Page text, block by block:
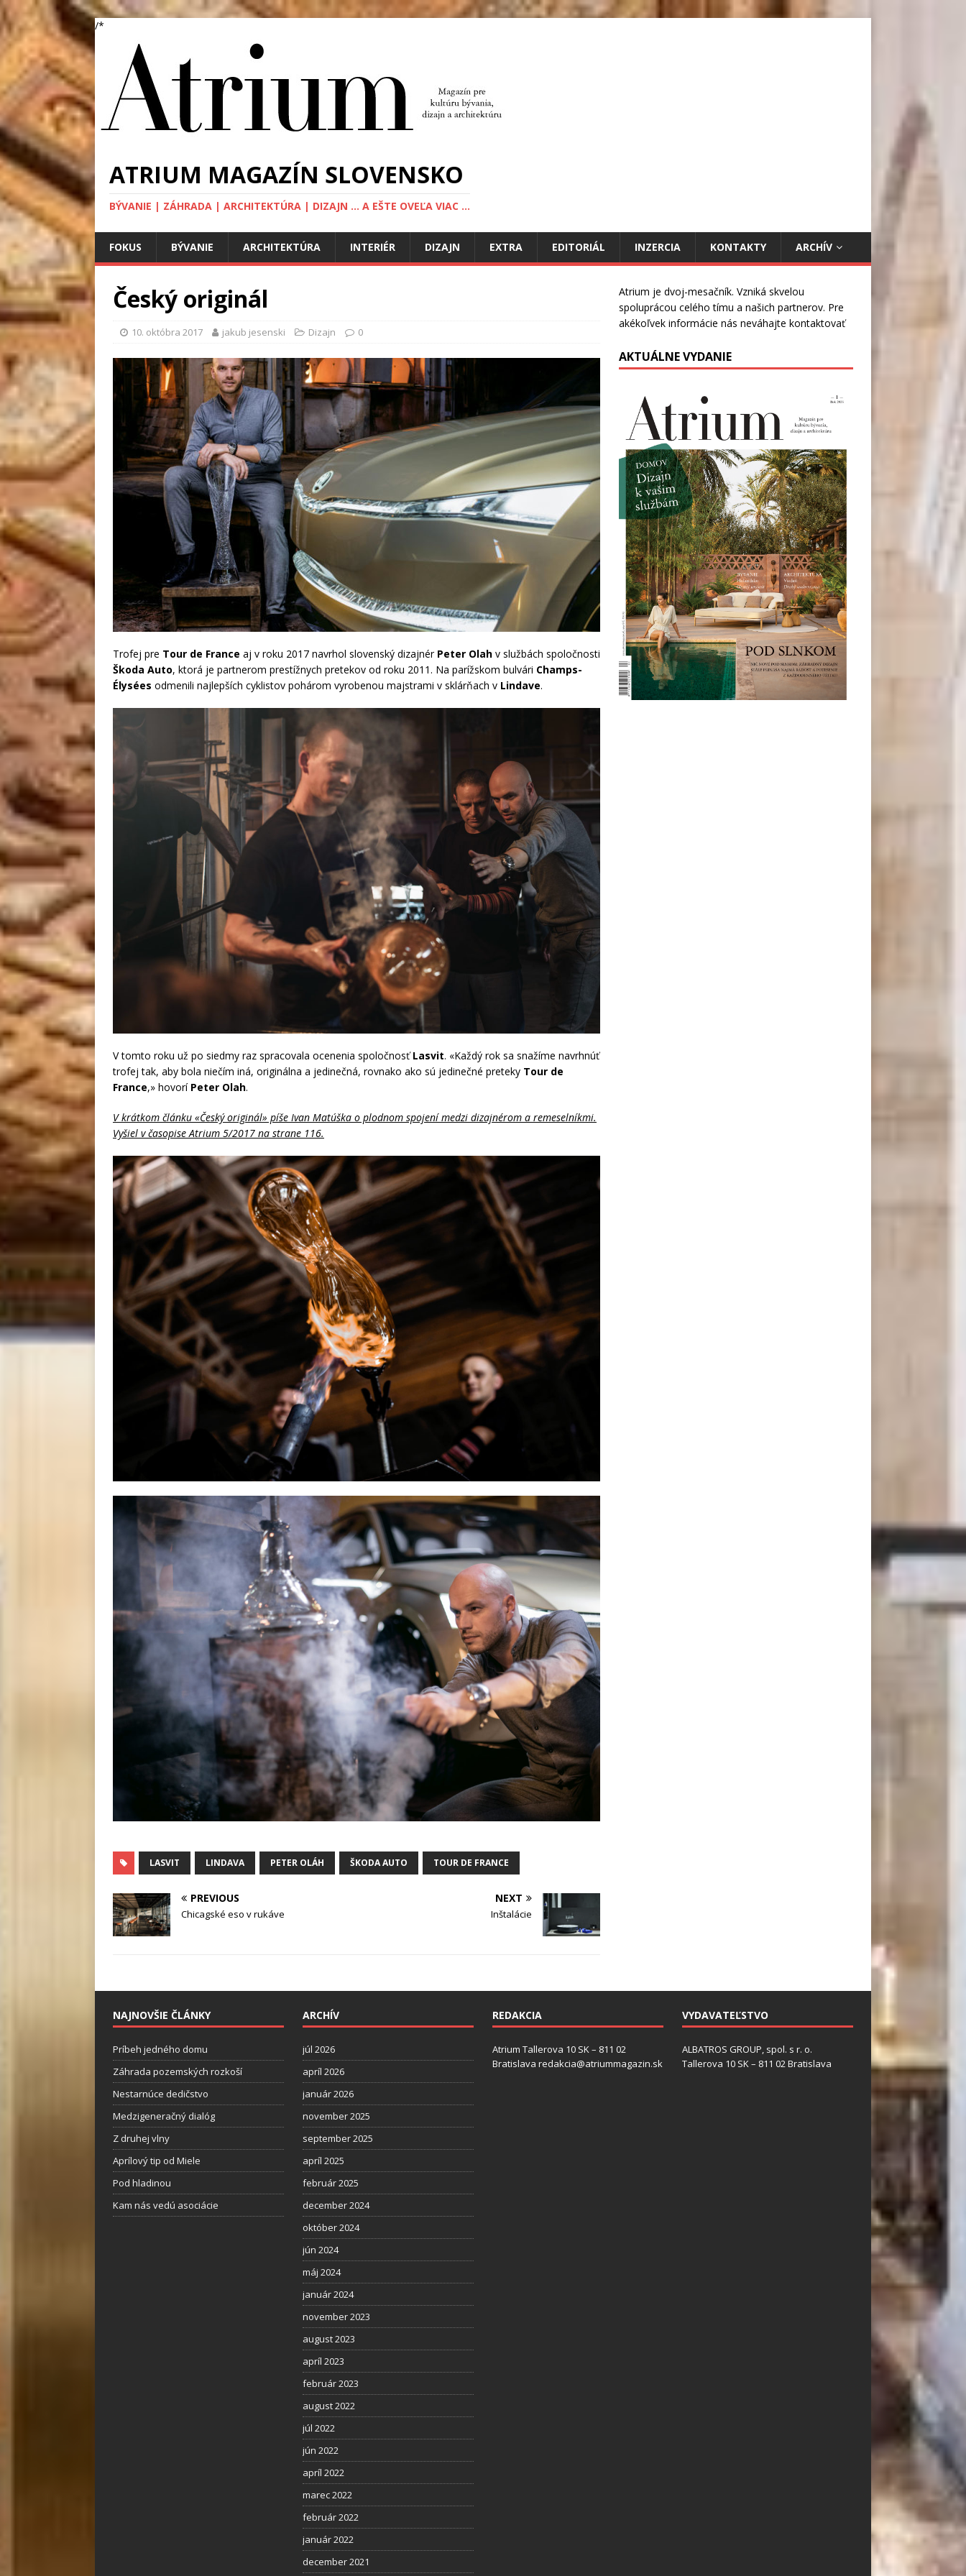
/*
ATRIUM MAGAZÍN SLOVENSKO
BÝVANIE | ZÁHRADA | ARCHITEKTÚRA | DIZAJN ... A EŠTE OVEĽA VIAC ...
FOKUS BÝVANIE ARCHITEKTÚRA INTERIÉR DIZAJN EXTRA EDITORIÁL INZERCIA KONTAKTY ARCHÍV
Český originál
10. októbra 2017 jakub jesenski Dizajn 0
Trofej pre Tour de France aj v roku 2017 navrhol slovenský dizajnér Peter Olah v službách spoločnosti
Škoda Auto, ktorá je partnerom prestížnych pretekov od roku 2011. Na parížskom bulvári Champs-
Élysées odmenili najlepších cyklistov pohárom vyrobenou majstrami v sklárňach v Lindave.
V tomto roku už po siedmy raz spracovala ocenenia spoločnosťLasvit. «Každý rok sa snažíme navrhnúť
trofej tak, aby bola niečím iná, originálna a jedinečná, rovnako ako sú jedinečné preteky Tour de
France,» hovorí Peter Olah.
V krátkom článku «Český originál» píše Ivan Matúška o plodnom spojení medzi dizajnérom a remeselníkmi.
Vyšiel v časopise Atrium 5/2017 na strane 116.
LASVIT LINDAVA PETER OLÁH ŠKODA AUTO TOUR DE FRANCE
PREVIOUS
Chicagské eso v rukáve
NEXT
Inštalácie
Atrium je dvoj-mesačník. Vzniká skvelou
spoluprácou celého tímu a našich partnerov. Pre
akékoľvek informácie nás neváhajte kontaktovať
AKTUÁLNE VYDANIE
NAJNOVŠIE ČLÁNKY
Príbeh jedného domu
Záhrada pozemských rozkoší
Nestarnúce dedičstvo
Medzigeneračný dialóg
Z druhej vlny
Aprílový tip od Miele
Pod hladinou
Kam nás vedú asociácie
ARCHÍV
júl 2026
apríl 2026
január 2026
november 2025
september 2025
apríl 2025
február 2025
december 2024
október 2024
jún 2024
máj 2024
január 2024
november 2023
august 2023
apríl 2023
február 2023
august 2022
júl 2022
jún 2022
apríl 2022
marec 2022
február 2022
január 2022
december 2021
REDAKCIA
Atrium Tallerova 10 SK – 811 02
Bratislava redakcia@atriummagazin.sk
VYDAVATEĽSTVO
ALBATROS GROUP, spol. s r. o.
Tallerova 10 SK – 811 02 Bratislava